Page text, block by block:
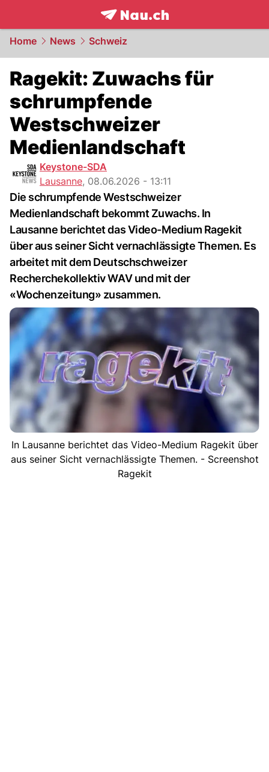
frontpage.NAU.ch
Home News Schweiz
Ragekit: Zuwachs für
schrumpfende
Westschweizer
Medienlandschaft
Keystone-SDA
Lausanne, 08.06.2026 - 13:11
Die schrumpfende Westschweizer
Medienlandschaft bekommt Zuwachs. In
Lausanne berichtet das Video-Medium Ragekit
über aus seiner Sicht vernachlässigte Themen. Es
arbeitet mit dem Deutschschweizer
Recherchekollektiv WAV und mit der
«Wochenzeitung» zusammen.
In Lausanne berichtet das Video-Medium Ragekit über
aus seiner Sicht vernachlässigte Themen. - Screenshot
Ragekit